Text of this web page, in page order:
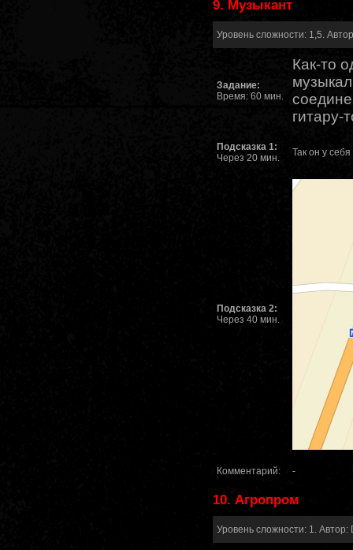
9. Музыкант
Уровень сложности: 1,5.
Задание:
Время: 60 мин.
Как-то
гитару-
Подсказка 1:
Через 20 мин.
Так он у
Подсказка 2:
Через 40 мин.
Комментарий: -
10. Агропром
Уровень сложности: 1.